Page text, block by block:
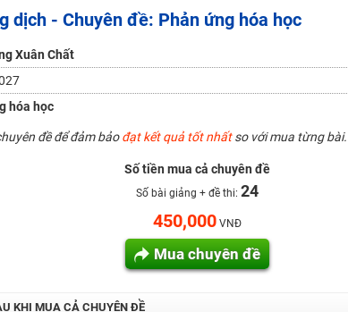
điểm
(Từ 16-18/07/2025)
dịch - Chuyên đề: Phản ứng hóa học
Xuân Chất
hóa học
đề để đảm bảođạt kết quả tốt nhấtso với mua từng bài.
Số tiền mua cả chuyên đề
Số bài giảng + đề thi: 24
450,000 VNĐ
Mua chuyên đề
KHI MUA CẢ CHUYÊN ĐỀ